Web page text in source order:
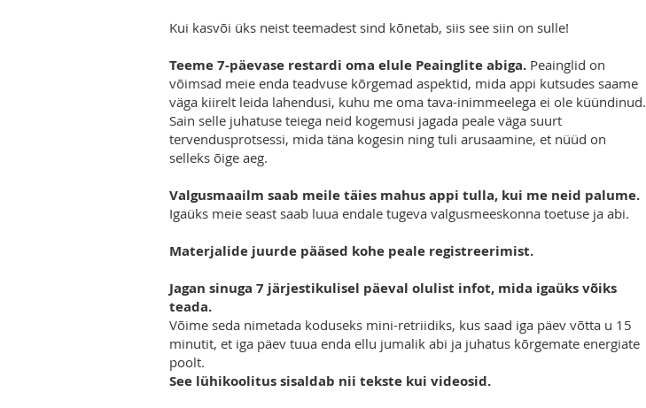
Kui kasvõi üks neist teemadest sind kõnetab, siis see siin on sulle!
Teeme 7-päevase restardi oma elule Peainglite abiga. Peainglid on
võimsad meie enda teadvuse kõrgemad aspektid, mida appi kutsudes saame
väga kiirelt leida lahendusi, kuhu me oma tava-inimmeelega ei ole küündinud.
Sain selle juhatuse teiega neid kogemusi jagada peale väga suurt
tervendusprotsessi, mida täna kogesin ning tuli arusaamine, et nüüd on
selleks õige aeg.
Valgusmaailm saab meile täies mahus appi tulla, kui me neid palume.
Igaüks meie seast saab luua endale tugeva valgusmeeskonna toetuse ja abi.
Materjalide juurde pääsed kohe peale registreerimist.
Jagan sinuga 7 järjestikulisel päeval olulist infot, mida igaüks võiks
teada.
Võime seda nimetada koduseks mini-retriidiks, kus saad iga päev võtta u 15
minutit, et iga päev tuua enda ellu jumalik abi ja juhatus kõrgemate energiate
poolt.
See lühikoolitus sisaldab nii tekste kui videosid.